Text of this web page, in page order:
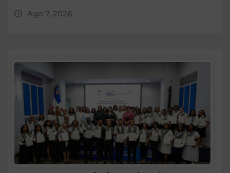
Ago 7, 2026